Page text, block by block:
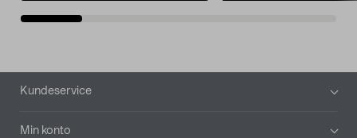
Bunntekst
Kundeservice
Min konto